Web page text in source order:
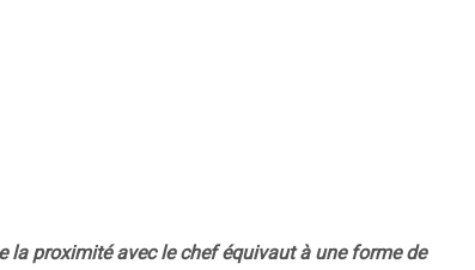
la proximité avec le chef équivaut à une forme de